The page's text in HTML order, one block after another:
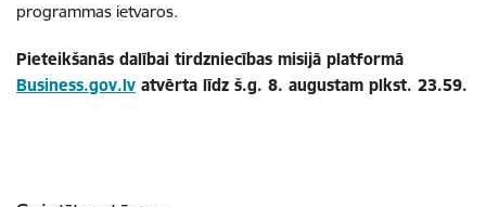
programmas ietvaros.
Pieteikšanās dalībai tirdzniecības misijā platformā
Business.gov.lv atvērta līdz š.g. 8. augustam plkst. 23.59.